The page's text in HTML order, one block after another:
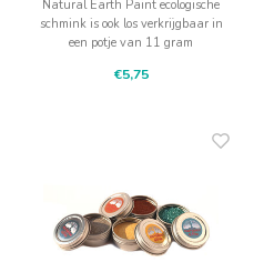
Natural Earth Paint ecologische
schmink is ook los verkrijgbaar in
een potje van 11 gram
€5,75